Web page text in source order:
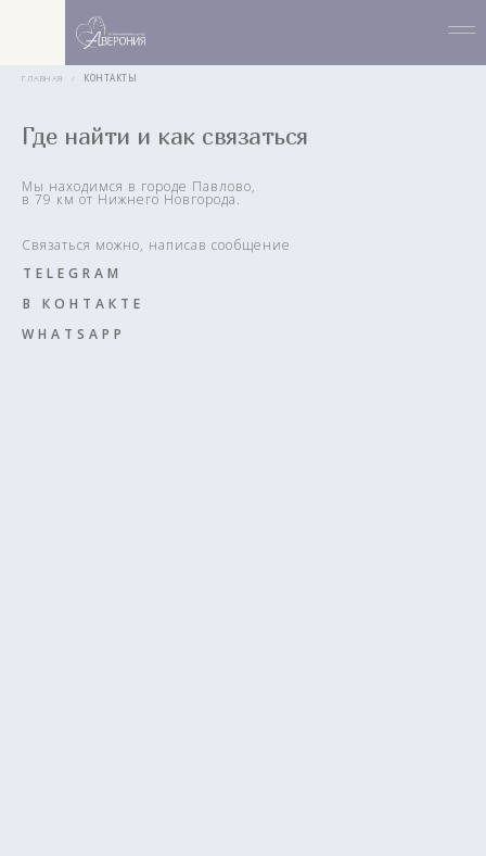
WHATSAPP
В КОНТАКТЕ
TELEGRAM
Связаться можно, написав сообщение
Мы находимся в городе Павлово,
в 79 км от Нижнего Новгорода.
Где найти и как связаться
КОНТАКТЫ
/
ГЛАВНАЯ